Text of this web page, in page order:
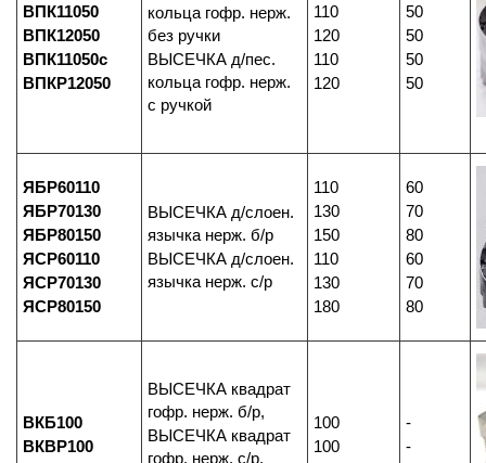
ВПК11050
ВПК12050
ВПК11050с
ВПКР12050
кольца гофр. нерж.
без ручки
ВЫСЕЧКА д/пес.
кольца гофр. нерж.
с ручкой
110
120
110
120
50
50
50
50
ЯБР60110
ЯБР70130
ЯБР80150
ЯСР60110
ЯСР70130
ЯСР80150
ВЫСЕЧКА д/слоен.
язычка нерж. б/р
ВЫСЕЧКА д/слоен.
язычка нерж. с/р
110
130
150
110
130
180
60
70
80
60
70
80
ВКБ100
ВКВР100
ВЫСЕЧКА квадрат
гофр. нерж. б/р,
ВЫСЕЧКА квадрат
гофр. нерж. с/р,
100
100
-
-